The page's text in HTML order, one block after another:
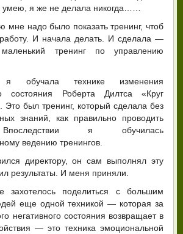
умею, я же не делала никогда……
мне надо было показать тренинг, чтоб
И начала делать. И сделала —
тренинг по управлению
обучала технике изменения
состояния Роберта Дилтса «Круг
Это был тренинг, который сделала без
знаний, как правильно проводить
я обучилась
ведению тренингов.
директору, он сам выполнял эту
результаты. И меня приняли.
захотелось поделиться с большим
еще одной техникой — которая за
негативного состояния возвращает в
— это техника эмоциональной